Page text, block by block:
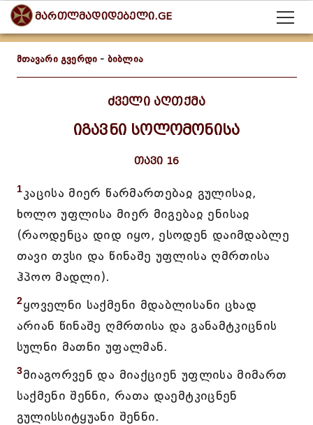
მართლმადიდებელი.GE
მთავარი გვერდი - ბიბლია
ძველი აღთქმა
იგავნი სოლომონისა
თავი 16
1კაცისა მიერ წარმართებაჲ გულისაჲ,
ხოლო უფლისა მიერ მიგებაჲ ენისაჲ
(რაოდენცა დიდ იყო, ესოდენ დაიმდაბლე
თავი თჳსი და წინაშე უფლისა ღმრთისა
ჰპოო მადლი).
2ყოველნი საქმენი მდაბლისანი ცხად
არიან წინაშე ღმრთისა და განამტკიცნის
სულნი მათნი უფალმან.
3მიაგორვენ და მიაქციენ უფლისა მიმართ
საქმენი შენნი, რათა დაემტკიცნენ
გულისსიტყუანი შენნი.